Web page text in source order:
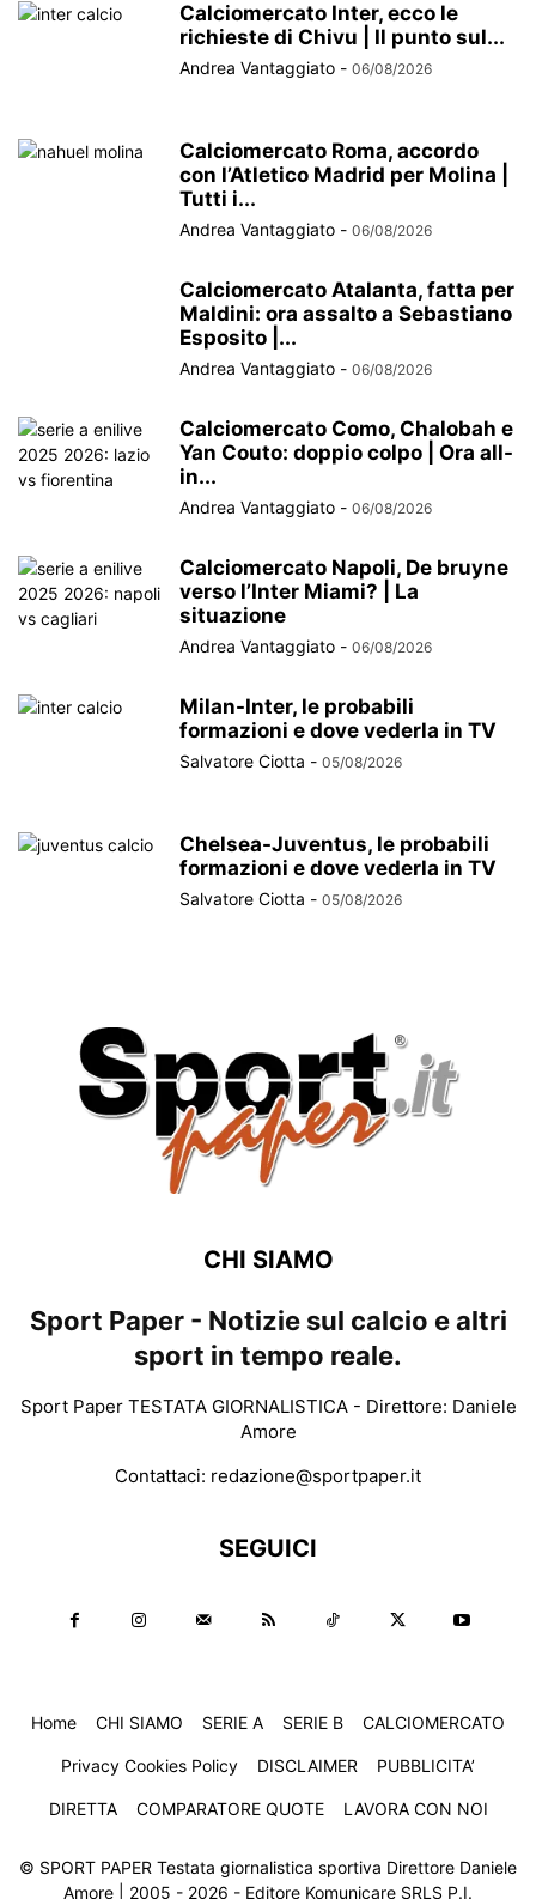
Calciomercato Inter, ecco le
richieste di Chivu | Il punto sul...
Andrea Vantaggiato - 06/08/2026
Calciomercato Roma, accordo
con l’Atletico Madrid per Molina |
Tutti i...
Andrea Vantaggiato - 06/08/2026
Calciomercato Atalanta, fatta per
Maldini: ora assalto a Sebastiano
Esposito |...
Andrea Vantaggiato - 06/08/2026
Calciomercato Como, Chalobah e
Yan Couto: doppio colpo | Ora all-
in...
Andrea Vantaggiato - 06/08/2026
Calciomercato Napoli, De bruyne
verso l’Inter Miami? | La
situazione
Andrea Vantaggiato - 06/08/2026
Milan-Inter, le probabili
formazioni e dove vederla in TV
Salvatore Ciotta - 05/08/2026
Chelsea-Juventus, le probabili
formazioni e dove vederla in TV
Salvatore Ciotta - 05/08/2026
CHI SIAMO
Sport Paper - Notizie sul calcio e altri
sport in tempo reale.
Sport Paper TESTATA GIORNALISTICA - Direttore: Daniele
Amore
Contattaci: redazione@sportpaper.it
SEGUICI
Home CHI SIAMO SERIE A SERIE B CALCIOMERCATO
Privacy Cookies Policy DISCLAIMER PUBBLICITA’
DIRETTA COMPARATORE QUOTE LAVORA CON NOI
© SPORT PAPER Testata giornalistica sportiva Direttore Daniele
Amore | 2005 - 2026 - Editore Komunicare SRLS P.I.